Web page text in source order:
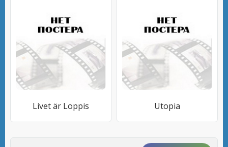
Livet är Loppis Utopia